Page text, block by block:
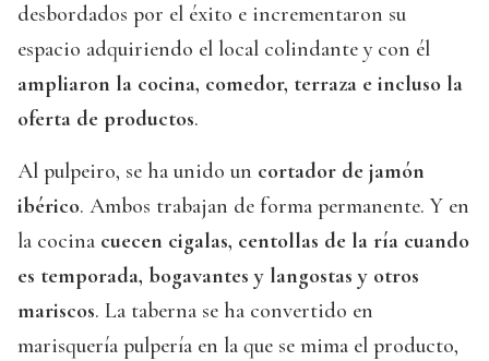
desbordados por el éxito e incrementaron su
espacio adquiriendo el local colindante y con él
ampliaron la cocina, comedor, terraza e incluso la
oferta de productos.
Al pulpeiro, se ha unido un cortador de jamón
ibérico. Ambos trabajan de forma permanente. Y en
la cocina cuecen cigalas, centollas de la ría cuando
es temporada, bogavantes y langostas y otros
mariscos. La taberna se ha convertido en
marisquería pulpería en la que se mima el producto,